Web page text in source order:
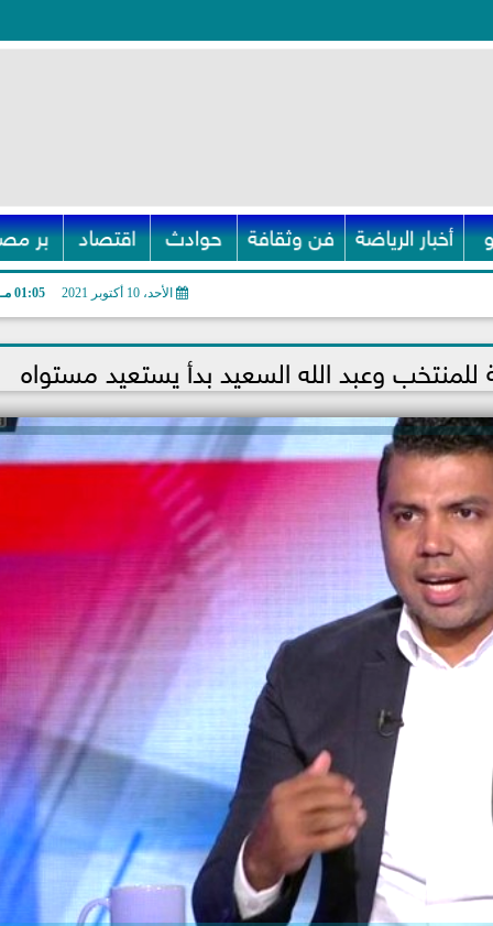
أخبار الرياضة فن وثقافة حوادث اقتصاد بر
الأحد، 10 أكتوبر 2021 01:05 مـ
وعبد الله السعيد بدأ يستعيد مستواه